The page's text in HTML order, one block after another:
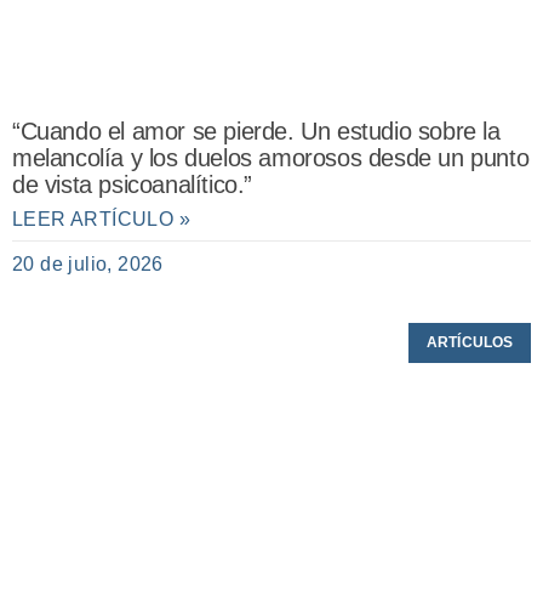
“Cuando el amor se pierde. Un estudio sobre la
melancolía y los duelos amorosos desde un punto
de vista psicoanalítico.”
LEER ARTÍCULO »
20 de julio, 2026
ARTÍCULOS